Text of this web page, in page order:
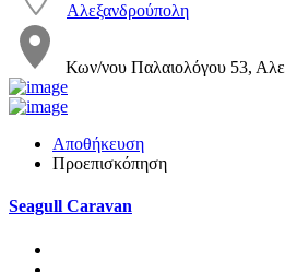
Αλεξανδρούπολη
Κων/νου Παλαιολόγου 53,
Αποθήκευση
Προεπισκόπηση
Seagull Caravan